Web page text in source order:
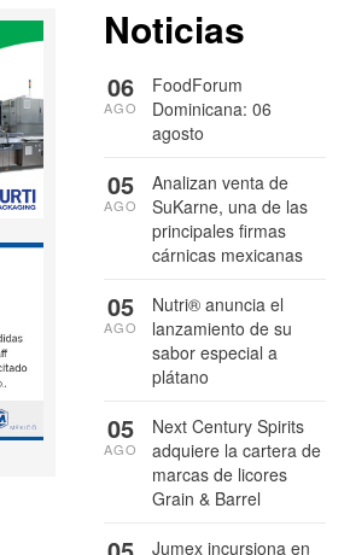
Noticias
FoodForum
Dominicana: 06
agosto
06
AGO
Analizan venta de
SuKarne, una de las
principales firmas
cárnicas mexicanas
05
AGO
Nutri® anuncia el
lanzamiento de su
sabor especial a
plátano
05
AGO
Next Century Spirits
adquiere la cartera de
marcas de licores
Grain & Barrel
05
AGO
Jumex incursiona en